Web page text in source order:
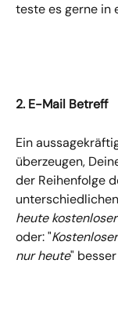
teste es gerne in
2. E-Mail Betreff
Ein
überzeugen,
der Reihenfolge
heute
oder: "
nur heute"